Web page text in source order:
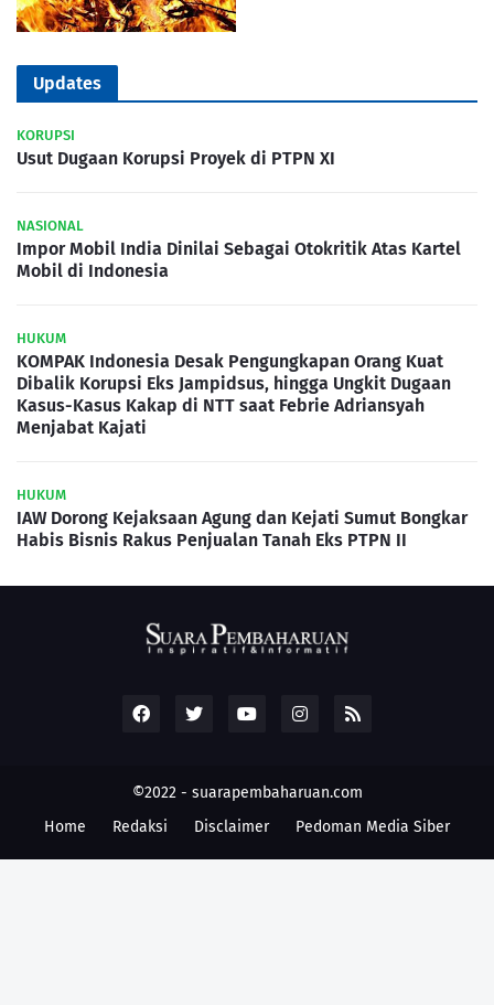
Updates
KORUPSI
Usut Dugaan Korupsi Proyek di PTPN XI
NASIONAL
Impor Mobil India Dinilai Sebagai Otokritik Atas Kartel
Mobil di Indonesia
HUKUM
KOMPAK Indonesia Desak Pengungkapan Orang Kuat
Dibalik Korupsi Eks Jampidsus, hingga Ungkit Dugaan
Kasus-Kasus Kakap di NTT saat Febrie Adriansyah
Menjabat Kajati
HUKUM
IAW Dorong Kejaksaan Agung dan Kejati Sumut Bongkar
Habis Bisnis Rakus Penjualan Tanah Eks PTPN II
©2022 - suarapembaharuan.com
Home
Redaksi Disclaimer Pedoman Media Siber